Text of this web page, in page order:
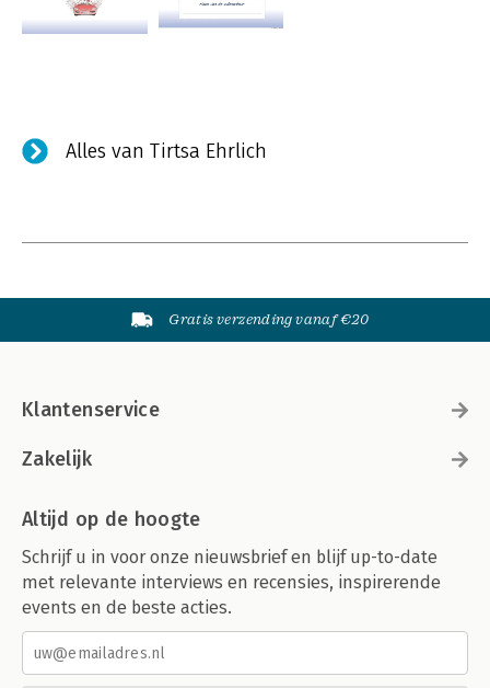
Alles van Tirtsa Ehrlich
Gratis verzending vanaf €20
Klantenservice
Zakelijk
Altijd op de hoogte
Schrijf u in voor onze nieuwsbrief en blijf up-to-date
met relevante interviews en recensies, inspirerende
events en de beste acties.